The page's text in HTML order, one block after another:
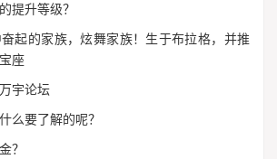
提升等级？
起的家族，炫舞家族！生于布拉格，并推
座
宇论坛
么要了解的呢？
？